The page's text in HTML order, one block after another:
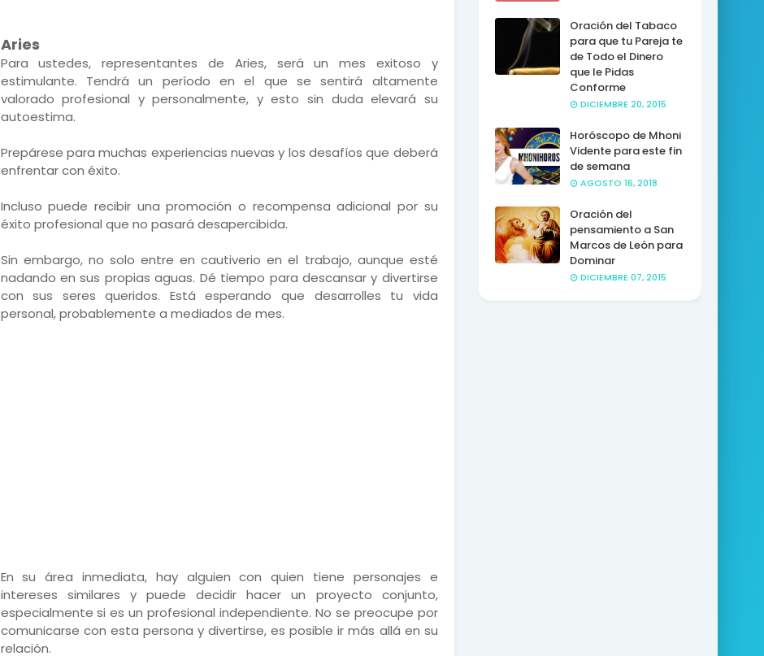
Aries
Para ustedes, representantes de Aries, será un mes exitoso y
estimulante. Tendrá un período en el que se sentirá altamente
valorado profesional y personalmente, y esto sin duda elevará su
autoestima.
Prepárese para muchas experiencias nuevas y los desafíos que deberá
enfrentar con éxito.
Incluso puede recibir una promoción o recompensa adicional por su
éxito profesional que no pasará desapercibida.
Sin embargo, no solo entre en cautiverio en el trabajo, aunque esté
nadando en sus propias aguas. Dé tiempo para descansar y divertirse
con sus seres queridos. Está esperando que desarrolles tu vida
personal, probablemente a mediados de mes.
En su área inmediata, hay alguien con quien tiene personajes e
intereses similares y puede decidir hacer un proyecto conjunto,
especialmente si es un profesional independiente. No se preocupe por
comunicarse con esta persona y divertirse, es posible ir más allá en su
relación.
Oración del Tabaco
para que tu Pareja te
de Todo el Dinero
que le Pidas
Conforme
DICIEMBRE 20, 2015
Horóscopo de Mhoni
Vidente para este fin
de semana
AGOSTO 16, 2018
Oración del
pensamiento a San
Marcos de León para
Dominar
DICIEMBRE 07, 2015